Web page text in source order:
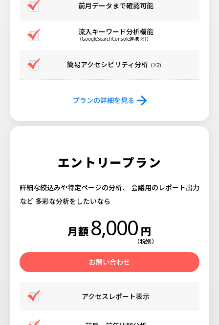
前月データまで確認可能
流入キーワード分析機能
(GoogleSearchConsole連携 ※1）
簡易アクセシビリティ分析 （※2）
プランの詳細を見る
エントリープラン
詳細な絞込みや特定ページの分析、
会議用のレポート出力
など 多彩な分析をしたいなら
月額 8,000 円
（税別）
お問い合わせ
アクセスレポート表示